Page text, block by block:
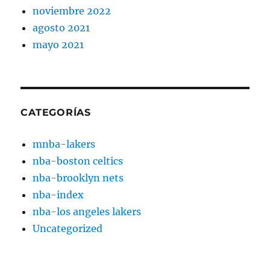
noviembre 2022
agosto 2021
mayo 2021
CATEGORÍAS
mnba-lakers
nba-boston celtics
nba-brooklyn nets
nba-index
nba-los angeles lakers
Uncategorized